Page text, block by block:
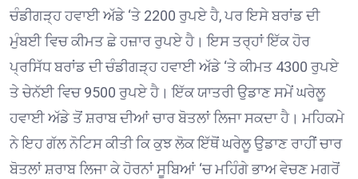
ਚੰਡੀਗੜ੍ਹ ਹਵਾਈ ਅੱਡੇ ‘ਤੇ 2200 ਰੁਪਏ ਹੈ, ਪਰ ਇਸੇ ਬਰਾਂਡ ਦੀ
ਮੁੰਬਈ ਵਿਚ ਕੀਮਤ ਛੇ ਹਜ਼ਾਰ ਰੁਪਏ ਹੈ। ਇਸ ਤਰ੍ਹਾਂ ਇੱਕ ਹੋਰ
ਪ੍ਰਸਿੱਧ ਬਰਾਂਡ ਦੀ ਚੰਡੀਗੜ੍ਹ ਹਵਾਈ ਅੱਡੇ ‘ਤੇ ਕੀਮਤ 4300 ਰੁਪਏ
ਤੇ ਚੇਨੱਈ ਵਿਚ 9500 ਰੁਪਏ ਹੈ। ਇੱਕ ਯਾਤਰੀ ਉਡਾਣ ਸਮੇਂ ਘਰੇਲੂ
ਹਵਾਈ ਅੱਡੇ ਤੋਂ ਸ਼ਰਾਬ ਦੀਆਂ ਚਾਰ ਬੋਤਲਾਂ ਲਿਜਾ ਸਕਦਾ ਹੈ। ਮਹਿਕਮੇ
ਨੇ ਇਹ ਗੱਲ ਨੋਟਿਸ ਕੀਤੀ ਕਿ ਕੁਝ ਲੋਕ ਇੱਥੋਂ ਘਰੇਲੂ ਉਡਾਣ ਰਾਹੀਂ ਚਾਰ
ਬੋਤਲਾਂ ਸ਼ਰਾਬ ਲਿਜਾ ਕੇ ਹੋਰਨਾਂ ਸੂਬਿਆਂ ‘ਚ ਮਹਿੰਗੇ ਭਾਅ ਵੇਚਣ ਮਗਰੋਂ